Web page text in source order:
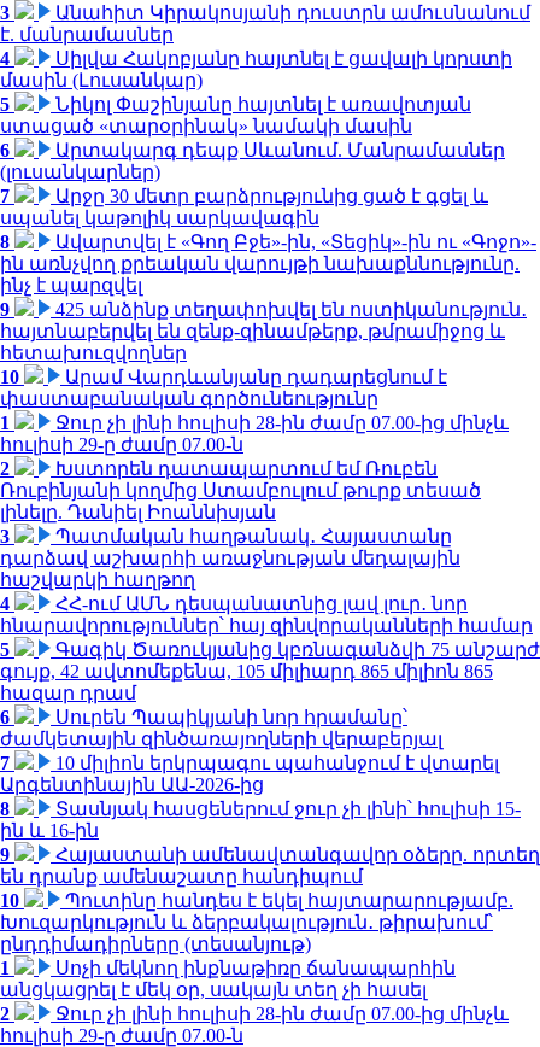
3
Անահիտ Կիրակոսյանի դուստրն ամուսնանում
է. մանրամասներ
4
Սիլվա Հակոբյանը հայտնել է ցավալի կորստի
մասին (Լուսանկար)
5
Նիկոլ Փաշինյանը հայտնել է առավոտյան
ստացած «տարօրինակ» նամակի մասին
6
Արտակարգ դեպք Սևանում. Մանրամասներ
(լուսանկարներ)
7
Արջը 30 մետր բարձրությունից ցած է գցել և
սպանել կաթոլիկ սարկավագին
8
Ավարտվել է «Գող Բջե»-ին, «Տեցիկ»-ին ու «Գոջո»-
ին առնչվող քրեական վարույթի նախաքննությունը.
ինչ է պարզվել
9
425 անձինք տեղափոխվել են ոստիկանություն․
հայտնաբերվել են զենք-զինամթերք, թմրամիջոց և
հետախուզվողներ
10
Արամ Վարդևանյանը դադարեցնում է
փաստաբանական գործունեությունը
1
Ջուր չի լինի հուլիսի 28-ին ժամը 07.00-ից մինչև
հուլիսի 29-ը ժամը 07.00-ն
2
Խստորեն դատապարտում եմ Ռուբեն
Ռուբինյանի կողմից Ստամբուլում թուրք տեսած
լինելը. Դանիել Իոաննիսյան
3
Պատմական հաղթանակ․ Հայաստանը
դարձավ աշխարհի առաջնության մեդալային
հաշվարկի հաղթող
4
ՀՀ-ում ԱՄՆ դեսպանատնից լավ լուր․ նոր
հնարավորություններ՝ հայ զինվորականների համար
5
Գագիկ Ծառուկյանից կբռնագանձվի 75 անշարժ
գույք, 42 ավտոմեքենա, 105 միլիարդ 865 միլիոն 865
հազար դրամ
6
Սուրեն Պապիկյանի նոր հրամանը՝
ժամկետային զինծառայողների վերաբերյալ
7
10 միլիոն երկրպագու պահանջում է վտարել
Արգենտինային ԱԱ-2026-ից
8
Տասնյակ հասցեներում ջուր չի լինի՝ հուլիսի 15-
ին և 16-ին
9
Հայաստանի ամենավտանգավոր օձերը. որտեղ
են դրանք ամենաշատը հանդիպում
10
Պուտինը հանդես է եկել հայտարարությամբ.
Խուզարկություն և ձերբակալություն․ թիրախում՝
ընդդիմադիրները (տեսանյութ)
1
Սոչի մեկնող ինքնաթիռը ճանապարհին
անցկացրել է մեկ օր, սակայն տեղ չի հասել
2
Ջուր չի լինի հուլիսի 28-ին ժամը 07.00-ից մինչև
հուլիսի 29-ը ժամը 07.00-ն